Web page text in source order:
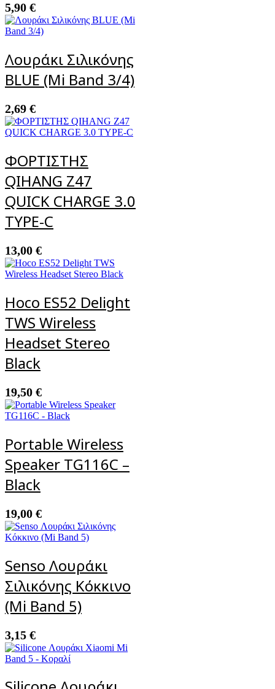
5,90 €
Λουράκι Σιλικόνης
BLUE (Mi Band 3/4)
2,69 €
ΦΟΡΤΙΣΤΗΣ
QIHANG Z47
QUICK CHARGE 3.0
TYPE-C
13,00 €
Hoco ES52 Delight
TWS Wireless
Headset Stereo
Black
19,50 €
Portable Wireless
Speaker TG116C –
Black
19,00 €
Senso Λουράκι
Σιλικόνης Κόκκινο
(Mi Band 5)
3,15 €